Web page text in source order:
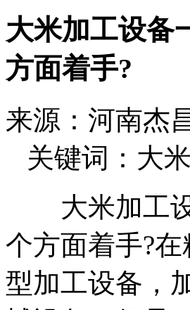
大米加工设备
方面着手?
来源：河南杰
关键词：大
大米加工设
个方面着手?
型加工设备，